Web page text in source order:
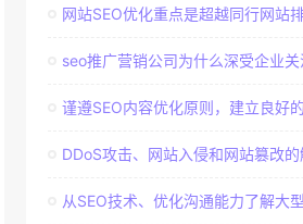
网站SEO优化重点是超越同行网站
seo推广营销公司为什么深受企业关
谨遵SEO内容优化原则，建立良好的品牌
DDoS攻击、网站入侵和网站篡改
从SEO技术、优化沟通能力了解大型网站